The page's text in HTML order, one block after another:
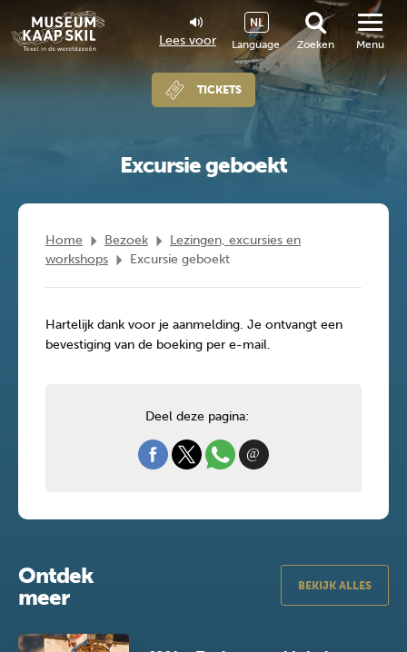
Lees voor Language
NL
Zoeken
TICKETS
Menu
Excursie geboekt
Home Bezoek
Lezingen, excursies en
workshops
Excursie geboekt
Hartelijk dank voor je aanmelding. Je ontvangt een
bevestiging van de boeking per e-mail.
Deel deze pagina:
Ontdek
meer
BEKIJK ALLES